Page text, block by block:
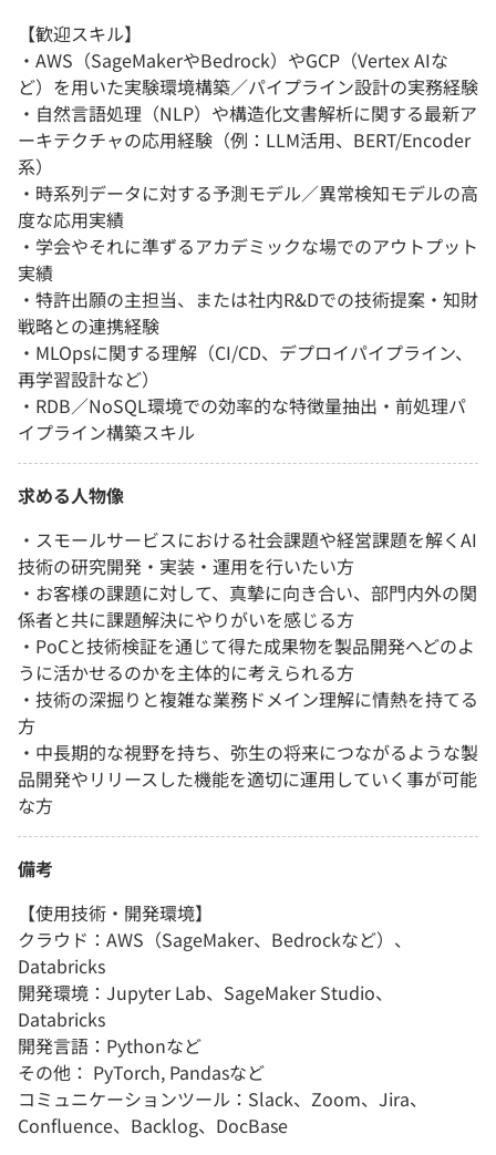
【歓迎スキル】
・AWS（SageMakerやBedrock）やGCP（Vertex AIな
ど）を用いた実験環境構築／パイプライン設計の実務経験
・自然言語処理（NLP）や構造化文書解析に関する最新ア
ーキテクチャの応用経験（例：LLM活用、BERT/Encoder
系）
・時系列データに対する予測モデル／異常検知モデルの高
度な応用実績
・学会やそれに準ずるアカデミックな場でのアウトプット
実績
・特許出願の主担当、または社内R&Dでの技術提案・知財
戦略との連携経験
・MLOpsに関する理解（CI/CD、デプロイパイプライン、
再学習設計など）
・RDB／NoSQL環境での効率的な特徴量抽出・前処理パ
イプライン構築スキル
求める人物像
・スモールサービスにおける社会課題や経営課題を解くAI
技術の研究開発・実装・運用を行いたい方
・お客様の課題に対して、真摯に向き合い、部門内外の関
係者と共に課題解決にやりがいを感じる方
・PoCと技術検証を通じて得た成果物を製品開発へどのよ
うに活かせるのかを主体的に考えられる方
・技術の深掘りと複雑な業務ドメイン理解に情熱を持てる
方
・中長期的な視野を持ち、弥生の将来につながるような製
品開発やリリースした機能を適切に運用していく事が可能
な方
備考
【使用技術・開発環境】
クラウド：AWS（SageMaker、Bedrockなど）、
Databricks
開発環境：Jupyter Lab、SageMaker Studio、
Databricks
開発言語：Pythonなど
その他： PyTorch, Pandasなど
コミュニケーションツール：Slack、Zoom、Jira、
Confluence、Backlog、DocBase